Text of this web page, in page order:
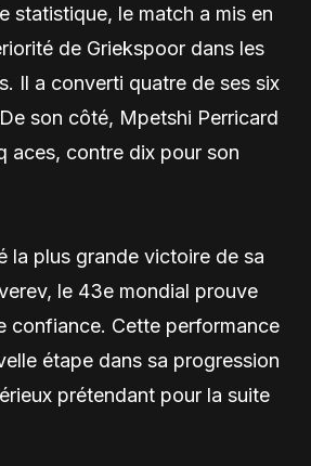
statistique, le match a mis en
de Griekspoor dans les
Il a converti quatre de ses six
son côté, Mpetshi Perricard
aces, contre dix pour son
la plus grande victoire de sa
le 43e mondial prouve
confiance. Cette performance
étape dans sa progression
prétendant pour la suite